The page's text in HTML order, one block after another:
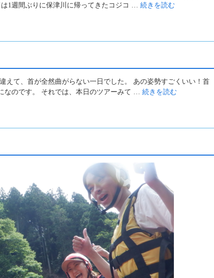
1週間ぶりに保津川に帰ってきたコジコ … 続きを読む
えて、首が全然曲がらない一日でした。 あの姿勢すごくいい！首
なのです。 それでは、本日のツアーみて … 続きを読む